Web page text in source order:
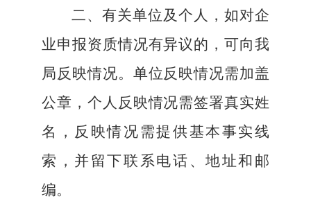
二、 有关单位及个人，如对企
业申报资质情况有异议的，可向我
局反映情况。单位反映情况需加盖
公章，个人反映情况需签署真实姓
名，反映情况需提供基本事实线
索，并留下联系电话、地址和邮
编。